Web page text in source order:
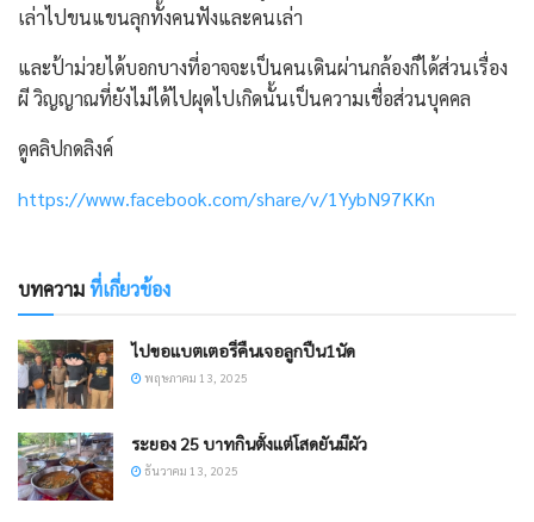
เล่าไปขนแขนลุกทั้งคนฟังและคนเล่า
และป้าม่วยได้บอกบางที่อาจจะเป็นคนเดินผ่านกล้องก็ได้ส่วนเรื่อง
ผี วิญญาณที่ยังไม่ได้ไปผุดไปเกิดนั้นเป็นความเชื่อส่วนบุคคล
ดูคลิปกดลิงค์
https://www.facebook.com/share/v/1YybN97KKn
บทความที่เกี่ยวข้อง
ไปขอแบตเตอรี่คืนเจอลูกปืน1นัด
พฤษภาคม 13, 2025
ระยอง 25 บาทกินตั้งแต่โสดยันมีผัว
ธันวาคม 13, 2025